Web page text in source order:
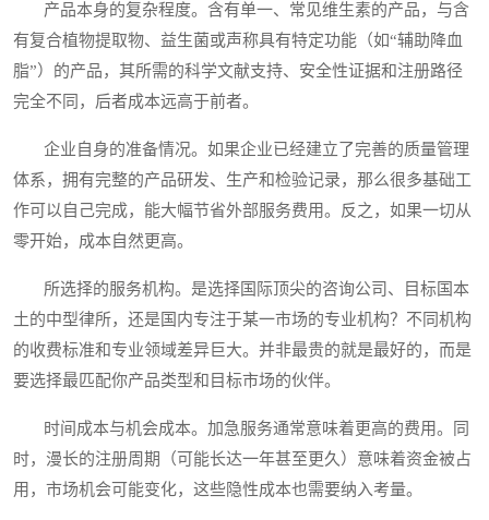
产品本身的复杂程度。含有单一、常见维生素的产品，与含
有复合植物提取物、益生菌或声称具有特定功能（如“辅助降血
脂”）的产品，其所需的科学文献支持、安全性证据和注册路径
完全不同，后者成本远高于前者。
企业自身的准备情况。如果企业已经建立了完善的质量管理
体系，拥有完整的产品研发、生产和检验记录，那么很多基础工
作可以自己完成，能大幅节省外部服务费用。反之，如果一切从
零开始，成本自然更高。
所选择的服务机构。是选择国际顶尖的咨询公司、目标国本
土的中型律所，还是国内专注于某一市场的专业机构？不同机构
的收费标准和专业领域差异巨大。并非最贵的就是最好的，而是
要选择最匹配你产品类型和目标市场的伙伴。
时间成本与机会成本。加急服务通常意味着更高的费用。同
时，漫长的注册周期（可能长达一年甚至更久）意味着资金被占
用，市场机会可能变化，这些隐性成本也需要纳入考量。